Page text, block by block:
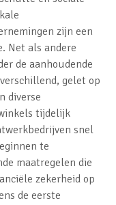
zijn een
Net als andere
de aanhoudende
gelet op
diverse
tijdelijk
snel
te
maatregelen die
zekerheid op
de eerste